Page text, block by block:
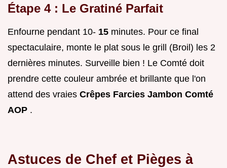
Étape 4 : Le Gratiné Parfait
Enfourne pendant 10- 15 minutes. Pour ce final
spectaculaire, monte le plat sous le grill (Broil) les 2
dernières minutes. Surveille bien ! Le Comté doit
prendre cette couleur ambrée et brillante que l'on
attend des vraies Crêpes Farcies Jambon Comté
AOP .
Astuces de Chef et Pièges à